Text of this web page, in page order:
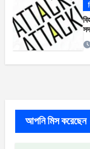
আপনি মিস করেছেন